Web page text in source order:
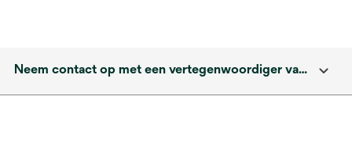
Neem contact op met een vertegenwoordiger van solventum